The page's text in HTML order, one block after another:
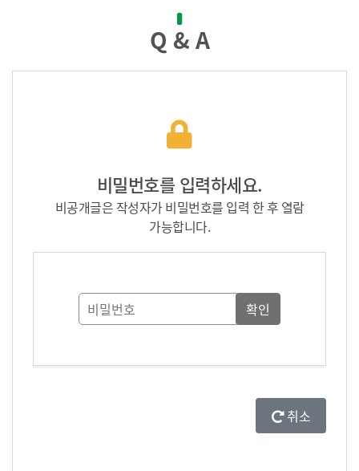
Q & A
비밀번호를 입력하세요.
비공개글은 작성자가 비밀번호를 입력 한 후 열람
가능합니다.
취소